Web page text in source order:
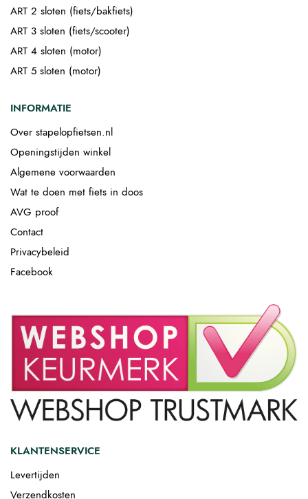
ART 2 sloten (fiets/bakfiets)
ART 3 sloten (fiets/scooter)
ART 4 sloten (motor)
ART 5 sloten (motor)
INFORMATIE
Over stapelopfietsen.nl
Openingstijden winkel
Algemene voorwaarden
Wat te doen met fiets in doos
AVG proof
Contact
Privacybeleid
Facebook
KLANTENSERVICE
Levertijden
Verzendkosten